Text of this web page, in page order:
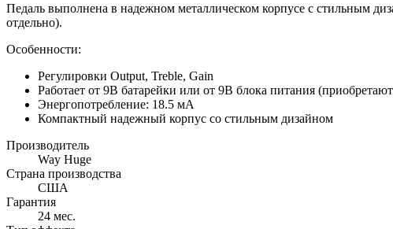
Педаль выполнена в надежном металлическом корпусе с стильным
отдельно).
Особенности:
Регулировки Output, Treble, Gain
Работает от 9В батарейки или от 9В блока питания
Энергопотребление: 18.5 мА
Компактный надежный корпус со стильным дизайном
Производитель
Way Huge
Страна производства
США
Гарантия
24 мес.